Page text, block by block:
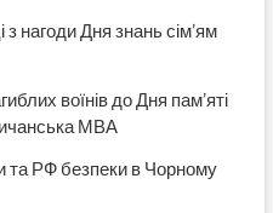
нагоди Дня знань сім’ям
воїнів до Дня пам’яті
МВА
та РФ безпеки в Чорному